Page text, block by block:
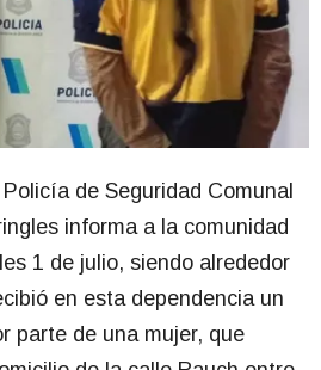
de Seguridad Comunal
informa a la comunidad
1 de julio, siendo alrededor
en esta dependencia un
parte de una mujer, que